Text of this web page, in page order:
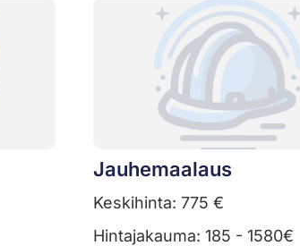
Jauhemaalaus
Keskihinta: 775 €
Hintajakauma: 185 - 1580€